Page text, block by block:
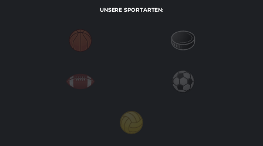
UNSERE SPORTARTEN: